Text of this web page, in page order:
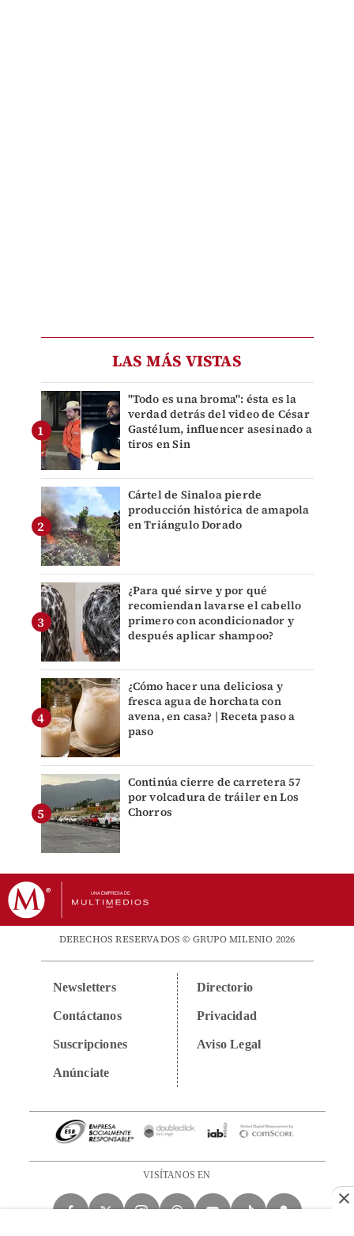
LAS MÁS VISTAS
"Todo es una broma": ésta es la
verdad detrás del video de César
Gastélum, influencer asesinado a
tiros en Sin
Cártel de Sinaloa pierde
producción histórica de amapola
en Triángulo Dorado
¿Para qué sirve y por qué
recomiendan lavarse el cabello
primero con acondicionador y
después aplicar shampoo?
¿Cómo hacer una deliciosa y
fresca agua de horchata con
avena, en casa? | Receta paso a
paso
Continúa cierre de carretera 57
por volcadura de tráiler en Los
Chorros
DERECHOS RESERVADOS © GRUPO MILENIO 2026
Newsletters
Contáctanos
Suscripciones
Anúnciate
Directorio
Privacidad
Aviso Legal
VISÍTANOS EN